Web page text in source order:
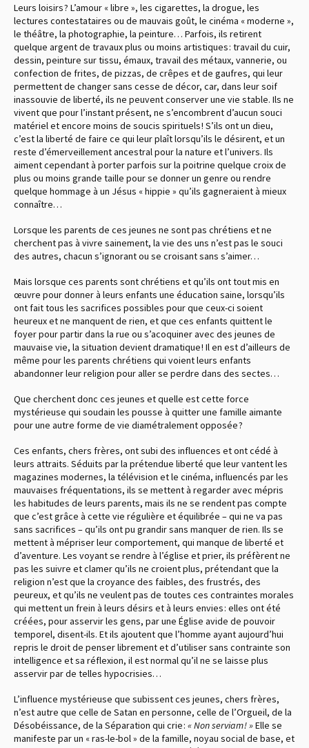
Leurs loisirs ? L’amour « libre », les cigarettes, la drogue, les
lectures contestataires ou de mauvais goût, le cinéma « moderne »,
le théâtre, la photographie, la peinture… Parfois, ils retirent
quelque argent de travaux plus ou moins artistiques : travail du cuir,
dessin, peinture sur tissu, émaux, travail des métaux, vannerie, ou
confection de frites, de pizzas, de crêpes et de gaufres, qui leur
permettent de changer sans cesse de décor, car, dans leur soif
inassouvie de liberté, ils ne peuvent conserver une vie stable. Ils ne
vivent que pour l’instant présent, ne s’encombrent d’aucun souci
matériel et encore moins de soucis spirituels ! S’ils ont un dieu,
c’est la liberté de faire ce qui leur plaît lorsqu’ils le désirent, et un
reste d’émerveillement ancestral pour la nature et l’univers. Ils
aiment cependant à porter parfois sur la poitrine quelque croix de
plus ou moins grande taille pour se donner un genre ou rendre
quelque hommage à un Jésus « hippie » qu’ils gagneraient à mieux
connaître…
Lorsque les parents de ces jeunes ne sont pas chrétiens et ne
cherchent pas à vivre sainement, la vie des uns n’est pas le souci
des autres, chacun s’ignorant ou se croisant sans s’aimer…
Mais lorsque ces parents sont chrétiens et qu’ils ont tout mis en
œuvre pour donner à leurs enfants une éducation saine, lorsqu’ils
ont fait tous les sacrifices possibles pour que ceux-ci soient
heureux et ne manquent de rien, et que ces enfants quittent le
foyer pour partir dans la rue ou s’acoquiner avec des jeunes de
mauvaise vie, la situation devient dramatique ! Il en est d’ailleurs de
même pour les parents chrétiens qui voient leurs enfants
abandonner leur religion pour aller se perdre dans des sectes…
Que cherchent donc ces jeunes et quelle est cette force
mystérieuse qui soudain les pousse à quitter une famille aimante
pour une autre forme de vie diamétralement opposée ?
Ces enfants, chers frères, ont subi des influences et ont cédé à
leurs attraits. Séduits par la prétendue liberté que leur vantent les
magazines modernes, la télévision et le cinéma, influencés par les
mauvaises fréquentations, ils se mettent à regarder avec mépris
les habitudes de leurs parents, mais ils ne se rendent pas compte
que c’est grâce à cette vie régulière et équilibrée – qui ne va pas
sans sacrifices – qu’ils ont pu grandir sans manquer de rien. Ils se
mettent à mépriser leur comportement, qui manque de liberté et
d’aventure. Les voyant se rendre à l’église et prier, ils préfèrent ne
pas les suivre et clamer qu’ils ne croient plus, prétendant que la
religion n’est que la croyance des faibles, des frustrés, des
peureux, et qu’ils ne veulent pas de toutes ces contraintes morales
qui mettent un frein à leurs désirs et à leurs envies : elles ont été
créées, pour asservir les gens, par une Église avide de pouvoir
temporel, disent-ils. Et ils ajoutent que l’homme ayant aujourd’hui
repris le droit de penser librement et d’utiliser sans contrainte son
intelligence et sa réflexion, il est normal qu’il ne se laisse plus
asservir par de telles hypocrisies…
L’influence mystérieuse que subissent ces jeunes, chers frères,
n’est autre que celle de Satan en personne, celle de l’Orgueil, de la
Désobéissance, de la Séparation qui crie : « Non serviam ! »Elle se
manifeste par un « ras-le-bol » de la famille, noyau social de base, et